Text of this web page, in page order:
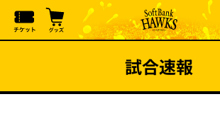
試合速報